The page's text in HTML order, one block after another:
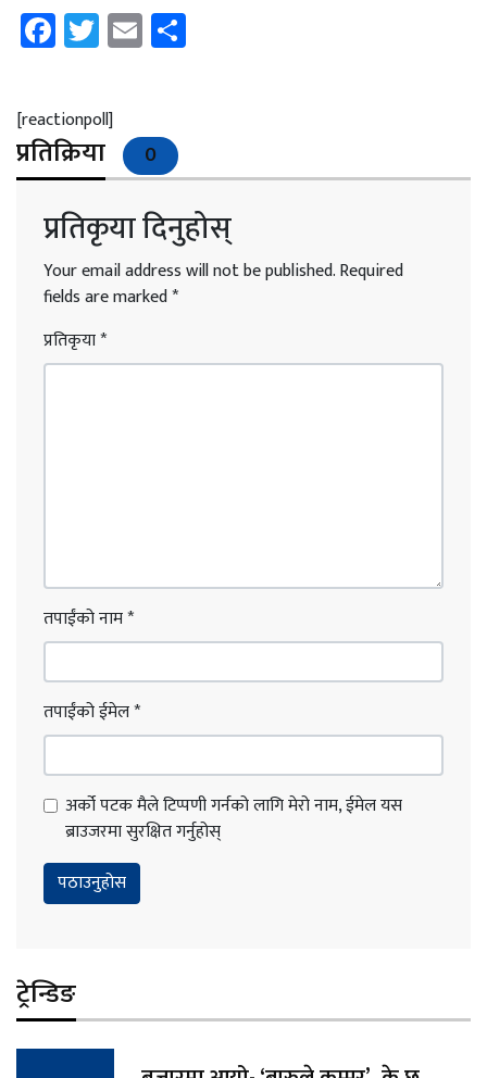
Facebook
Twitter
Email
[reactionpoll]
प्रतिक्रिया 0
प्रतिकृया दिनुहोस्
Your email address will not be published.Required
fields are marked*
प्रतिकृया*
तपाईंको नाम*
तपाईंको ईमेल*
अर्को पटक मैले टिप्पणी गर्नको लागि मेरो नाम, ईमेल यस
ब्राउजरमा सुरक्षित गर्नुहोस्
ट्रेन्डिङ